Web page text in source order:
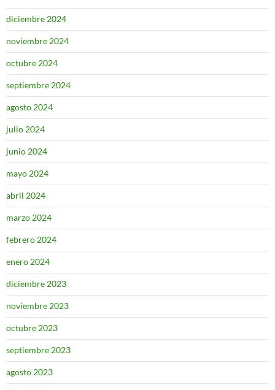
diciembre 2024
noviembre 2024
octubre 2024
septiembre 2024
agosto 2024
julio 2024
junio 2024
mayo 2024
abril 2024
marzo 2024
febrero 2024
enero 2024
diciembre 2023
noviembre 2023
octubre 2023
septiembre 2023
agosto 2023